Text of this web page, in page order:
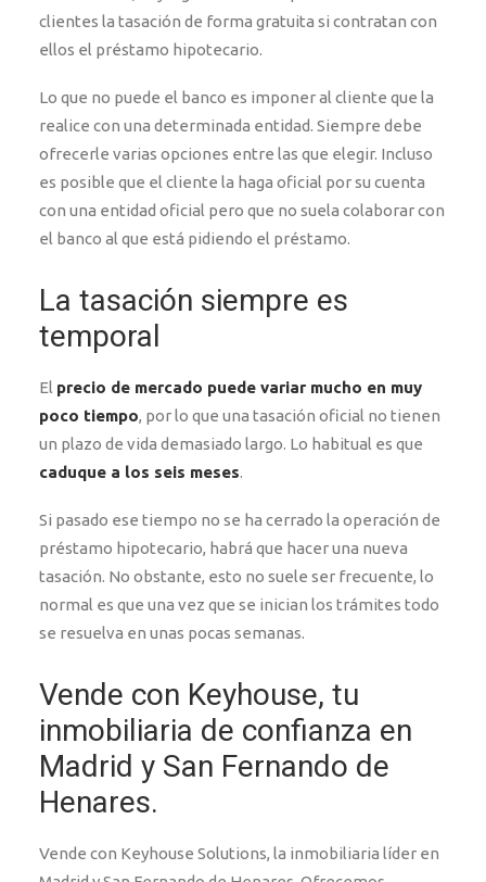
clientes la tasación de forma gratuita si contratan con
ellos el préstamo hipotecario.
Lo que no puede el banco es imponer al cliente que la
realice con una determinada entidad. Siempre debe
ofrecerle varias opciones entre las que elegir. Incluso
es posible que el cliente la haga oficial por su cuenta
con una entidad oficial pero que no suela colaborar con
el banco al que está pidiendo el préstamo.
La tasación siempre es
temporal
El precio de mercado puede variar mucho en muy
poco tiempo, por lo que una tasación oficial no tienen
un plazo de vida demasiado largo. Lo habitual es que
caduque a los seis meses.
Si pasado ese tiempo no se ha cerrado la operación de
préstamo hipotecario, habrá que hacer una nueva
tasación. No obstante, esto no suele ser frecuente, lo
normal es que una vez que se inician los trámites todo
se resuelva en unas pocas semanas.
Vende con Keyhouse, tu
inmobiliaria de confianza en
Madrid y San Fernando de
Henares.
Vende con Keyhouse Solutions, la inmobiliaria líder en